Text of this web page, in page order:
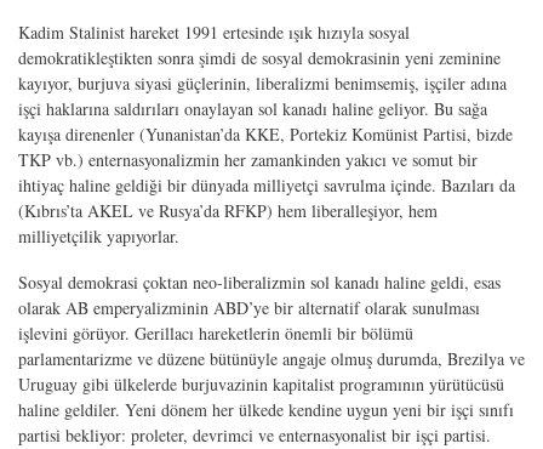
Kadim Stalinist hareket 1991 ertesinde ışık hızıyla sosyal
demokratikleştikten sonra şimdi de sosyal demokrasinin yeni zeminine
kayıyor, burjuva siyasi güçlerinin, liberalizmi benimsemiş, işçiler adına
işçi haklarına saldırıları onaylayan sol kanadı haline geliyor. Bu sağa
kayışa direnenler (Yunanistan’da KKE, Portekiz Komünist Partisi, bizde
TKP vb.) enternasyonalizmin her zamankinden yakıcı ve somut bir
ihtiyaç haline geldiği bir dünyada milliyetçi savrulma içinde. Bazıları da
(Kıbrıs’ta AKEL ve Rusya’da RFKP) hem liberalleşiyor, hem
milliyetçilik yapıyorlar.
Sosyal demokrasi çoktan neo-liberalizmin sol kanadı haline geldi, esas
olarak AB emperyalizminin ABD’ye bir alternatif olarak sunulması
işlevini görüyor. Gerillacı hareketlerin önemli bir bölümü
parlamentarizme ve düzene bütünüyle angaje olmuş durumda, Brezilya ve
Uruguay gibi ülkelerde burjuvazinin kapitalist programının yürütücüsü
haline geldiler. Yeni dönem her ülkede kendine uygun yeni bir işçi sınıfı
partisi bekliyor: proleter, devrimci ve enternasyonalist bir işçi partisi.